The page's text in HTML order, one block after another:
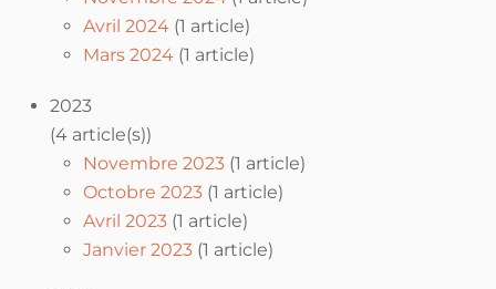
Avril 2024 (1 article)
Mars 2024 (1 article)
2023
(4 article(s))
Novembre 2023 (1 article)
Octobre 2023 (1 article)
Avril 2023 (1 article)
Janvier 2023 (1 article)